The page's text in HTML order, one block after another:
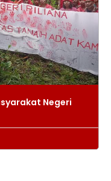
Negeri